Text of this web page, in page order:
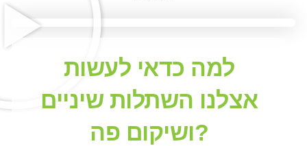
למה כדאי לעשות
אצלנו השתלות שיניים
ושיקום פה?